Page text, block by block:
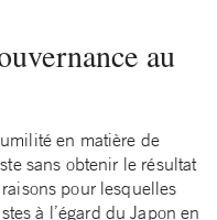
au
en matière de
sans obtenir le résultat
pour lesquelles
à l’égard du Japon en